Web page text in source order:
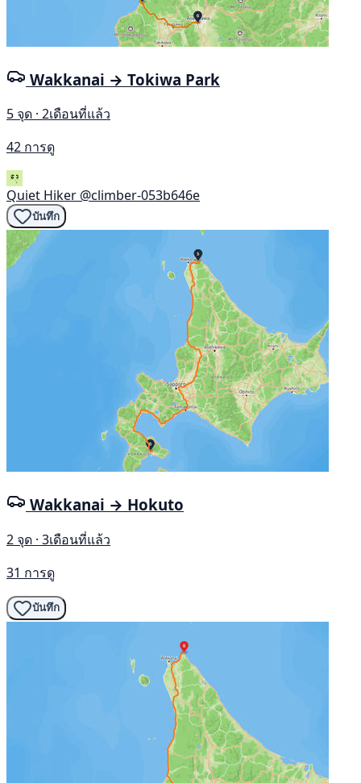
Wakkanai → Tokiwa Park
5 จุด · 2เดือนที่แล้ว
42 การดู
Quiet Hiker @climber-053b646e
บันทึก
Wakkanai → Hokuto
2 จุด · 3เดือนที่แล้ว
31 การดู
บันทึก